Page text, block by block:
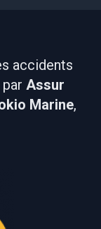
accidents
Assur
Marine,